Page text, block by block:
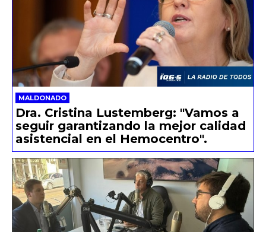
MALDONADO
Dra. Cristina Lustemberg: "Vamos a
seguir garantizando la mejor calidad
asistencial en el Hemocentro".